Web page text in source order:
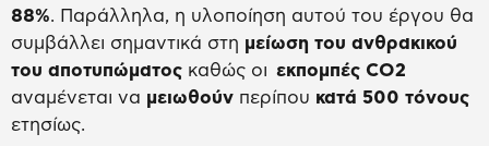
88%. Παράλληλα, η υλοποίηση αυτού του έργου θα
συμβάλλει σημαντικά στη μείωση του ανθρακικού
του αποτυπώματος καθώς οι εκπομπές CO2
αναμένεται να μειωθούν περίπου κατά 500 τόνους
ετησίως.